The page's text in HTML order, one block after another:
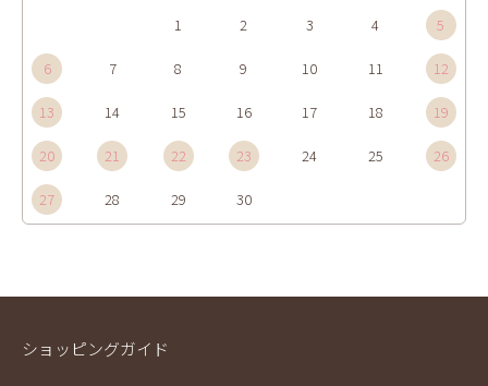
1 2 3 4 5
6 7 8 9 10 11 12
13 14 15 16 17 18 19
20 21 22 23 24 25 26
27 28 29 30
ショッピングガイド